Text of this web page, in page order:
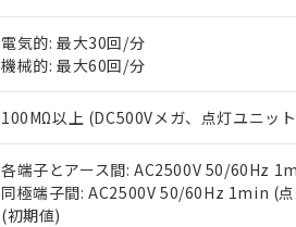
電気的: 最大30回/分
機械的: 最大60回/分
100MΩ以上 (DC500Vメガ、点灯ユニッ
各端子とアース間: AC2500V 50/60Hz
同極端子間: AC2500V 50/60Hz 1min (
(初期値)
EU RoHS指令（10物質）の非含有証
51物質の非含有証明書（当社基準）
※本証明書は発行日時点で非含有を証
また、RoHS指令のフタル酸エステ
混在することから備考欄に対応日を記
既に当社にて対応品への在庫切替を
り割愛しております。